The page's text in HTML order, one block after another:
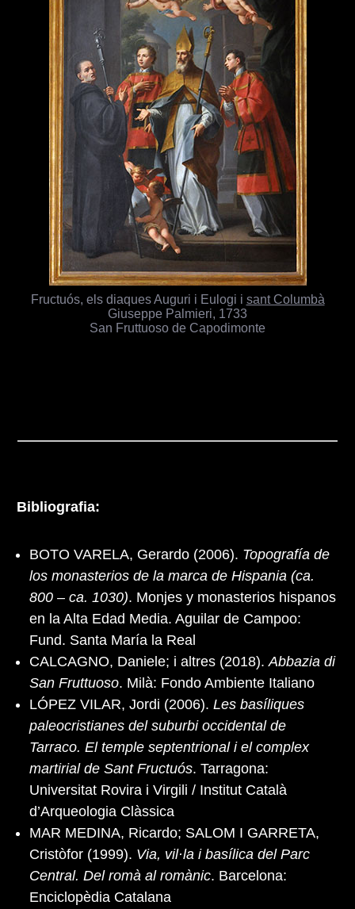
Fructuós, els diaques Auguri i Eulogi i sant Columbà
Giuseppe Palmieri, 1733
San Fruttuoso de Capodimonte
Bibliografia:
BOTO VARELA, Gerardo (2006). Topografía de
los monasterios de la marca de Hispania (ca.
800 – ca. 1030). Monjes y monasterios hispanos
en la Alta Edad Media. Aguilar de Campoo:
Fund. Santa María la Real
CALCAGNO, Daniele; i altres (2018). Abbazia di
San Fruttuoso. Milà: Fondo Ambiente Italiano
LÓPEZ VILAR, Jordi (2006). Les basíliques
paleocristianes del suburbi occidental de
Tarraco. El temple septentrional i el complex
martirial de Sant Fructuós. Tarragona:
Universitat Rovira i Virgili / Institut Català
d’Arqueologia Clàssica
MAR MEDINA, Ricardo; SALOM I GARRETA,
Cristòfor (1999). Via, vil·la i basílica del Parc
Central. Del romà al romànic. Barcelona:
Enciclopèdia Catalana